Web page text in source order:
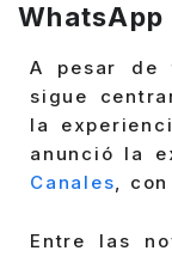
WhatsApp
A pesar de
sigue
la
anunció la
Canales ,
Entre las